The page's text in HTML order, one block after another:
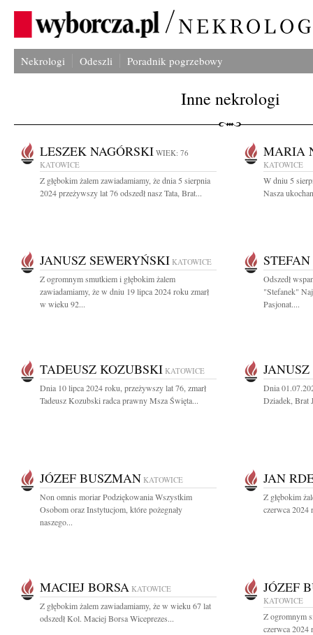
Nekrologi Odeszli Poradnik pogrzebowy
Inne nekrologi
LESZEK NAGÓRSKI WIEK: 76
KATOWICE
Z głębokim żalem zawiadamiamy, że dnia 5 sierpnia
2024 przeżywszy lat 76 odszedł nasz Tata, Brat...
MARIA
KATOWICE
W dniu 5
Nasza
JANUSZ SEWERYŃSKI KATOWICE
Z ogromnym smutkiem i głębokim żalem
zawiadamiamy, że w dniu 19 lipca 2024 roku zmarł
w wieku 92...
Odszedł
"Stefanek"
Pasjonat....
TADEUSZ KOZUBSKI KATOWICE
Dnia 10 lipca 2024 roku, przeżywszy lat 76, zmarł
Tadeusz Kozubski radca prawny Msza Święta...
Dnia
Dziadek, Brat
JÓZEF BUSZMAN KATOWICE
Non omnis moriar Podziękowania Wszystkim
Osobom oraz Instytucjom, które pożegnały
naszego...
JAN
Z głębokim
czerwca 2024
MACIEJ BORSA KATOWICE
Z głębokim żalem zawiadamiamy, że w wieku 67 lat
odszedł Kol. Maciej Borsa Wiceprezes...
JÓZEF
KATOWICE
Z ogromnym
czerwca 2024